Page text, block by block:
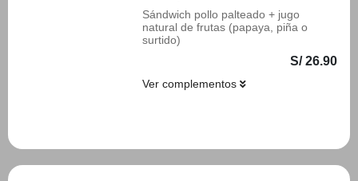
Sándwich pollo palteado + jugo
natural de frutas (papaya, piña o
surtido)
S/ 26.90
Ver complementos